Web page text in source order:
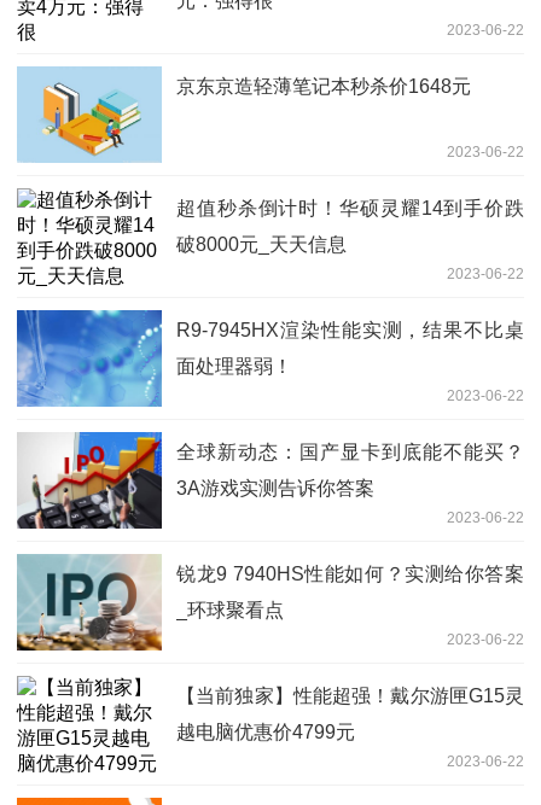
2023-06-22
京东京造轻薄笔记本秒杀价1648元
2023-06-22
超值秒杀倒计时！华硕灵耀14到手价跌
破8000元_天天信息
2023-06-22
R9-7945HX渲染性能实测，结果不比桌
面处理器弱！
2023-06-22
全球新动态：国产显卡到底能不能买？
3A游戏实测告诉你答案
2023-06-22
锐龙9 7940HS性能如何？实测给你答案
_环球聚看点
2023-06-22
【当前独家】性能超强！戴尔游匣G15灵
越电脑优惠价4799元
2023-06-22